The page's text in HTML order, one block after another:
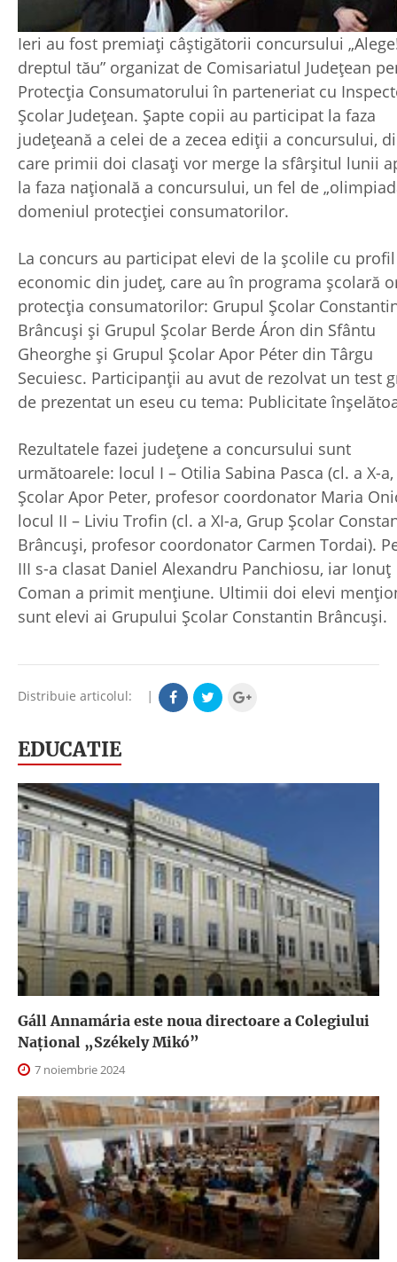
Ieri au fost premiați câștigătorii concursului
dreptul tău” organizat de Comisariatul Județean
Protecția Consumatorului în parteneriat cu
Școlar Județean. Șapte copii au participat la faza
județeană a celei de a zecea ediții a concursului,
care primii doi clasați vor merge la sfârșitul lunii
la faza națională a concursului, un fel de
domeniul protecției consumatorilor.
La concurs au participat elevi de la școlile cu profil
economic din județ, care au în programa școlară
protecția consumatorilor: Grupul Școlar
Brâncuși și Grupul Școlar Berde Áron din Sfântu
Gheorghe și Grupul Școlar Apor Péter din Târgu
Secuiesc. Participanții au avut de rezolvat un test
de prezentat un eseu cu tema: Publicitate
Rezultatele fazei județene a concursului sunt
următoarele: locul I – Otilia Sabina Pasca (cl. a X-
Școlar Apor Peter, profesor coordonator Maria
locul II – Liviu Trofin (cl. a XI-a, Grup Școlar
Brâncuși, profesor coordonator Carmen Tordai).
III s-a clasat Daniel Alexandru Panchiosu, iar Ionuț
Coman a primit mențiune. Ultimii doi elevi
sunt elevi ai Grupului Școlar Constantin Brâncuși.
Distribuie articolul: |
EDUCATIE
Gáll Annamária este noua directoare a Colegiului
Național „Székely Mikó”
7 noiembrie 2024